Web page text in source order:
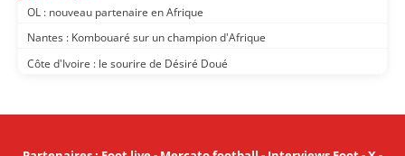
OL : nouveau partenaire en Afrique
Nantes : Kombouaré sur un champion d'Afrique
Côte d'Ivoire : le sourire de Désiré Doué